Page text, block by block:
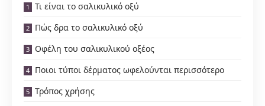
Τι είναι το σαλικυλικό οξύ
Πώς δρα το σαλικυλικό οξύ
Οφέλη του σαλικυλικού οξέος
Ποιοι τύποι δέρματος ωφελούνται περισσότερο
Τρόπος χρήσης